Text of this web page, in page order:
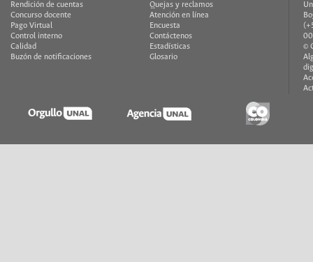
Rendición de cuentas
Concurso docente
Pago Virtual
Control interno
Calidad
Buzón de notificaciones
Quejas y reclamos
Atención en línea
Encuesta
Contáctenos
Estadísticas
Glosario
©